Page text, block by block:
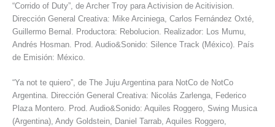
“Corrido of Duty”, de Archer Troy para Activision de Acitivision.
Dirección General Creativa: Mike Arciniega, Carlos Fernández Oxté,
Guillermo Bernal. Productora: Rebolucion. Realizador: Los Mumu,
Andrés Hosman. Prod. Audio&Sonido: Silence Track (México). País
de Emisión: México.
“Ya not te quiero”, de The Juju Argentina para NotCo de NotCo
Argentina. Dirección General Creativa: Nicolás Zarlenga, Federico
Plaza Montero. Prod. Audio&Sonido: Aquiles Roggero, Swing Musica
(Argentina), Andy Goldstein, Daniel Tarrab, Aquiles Roggero,